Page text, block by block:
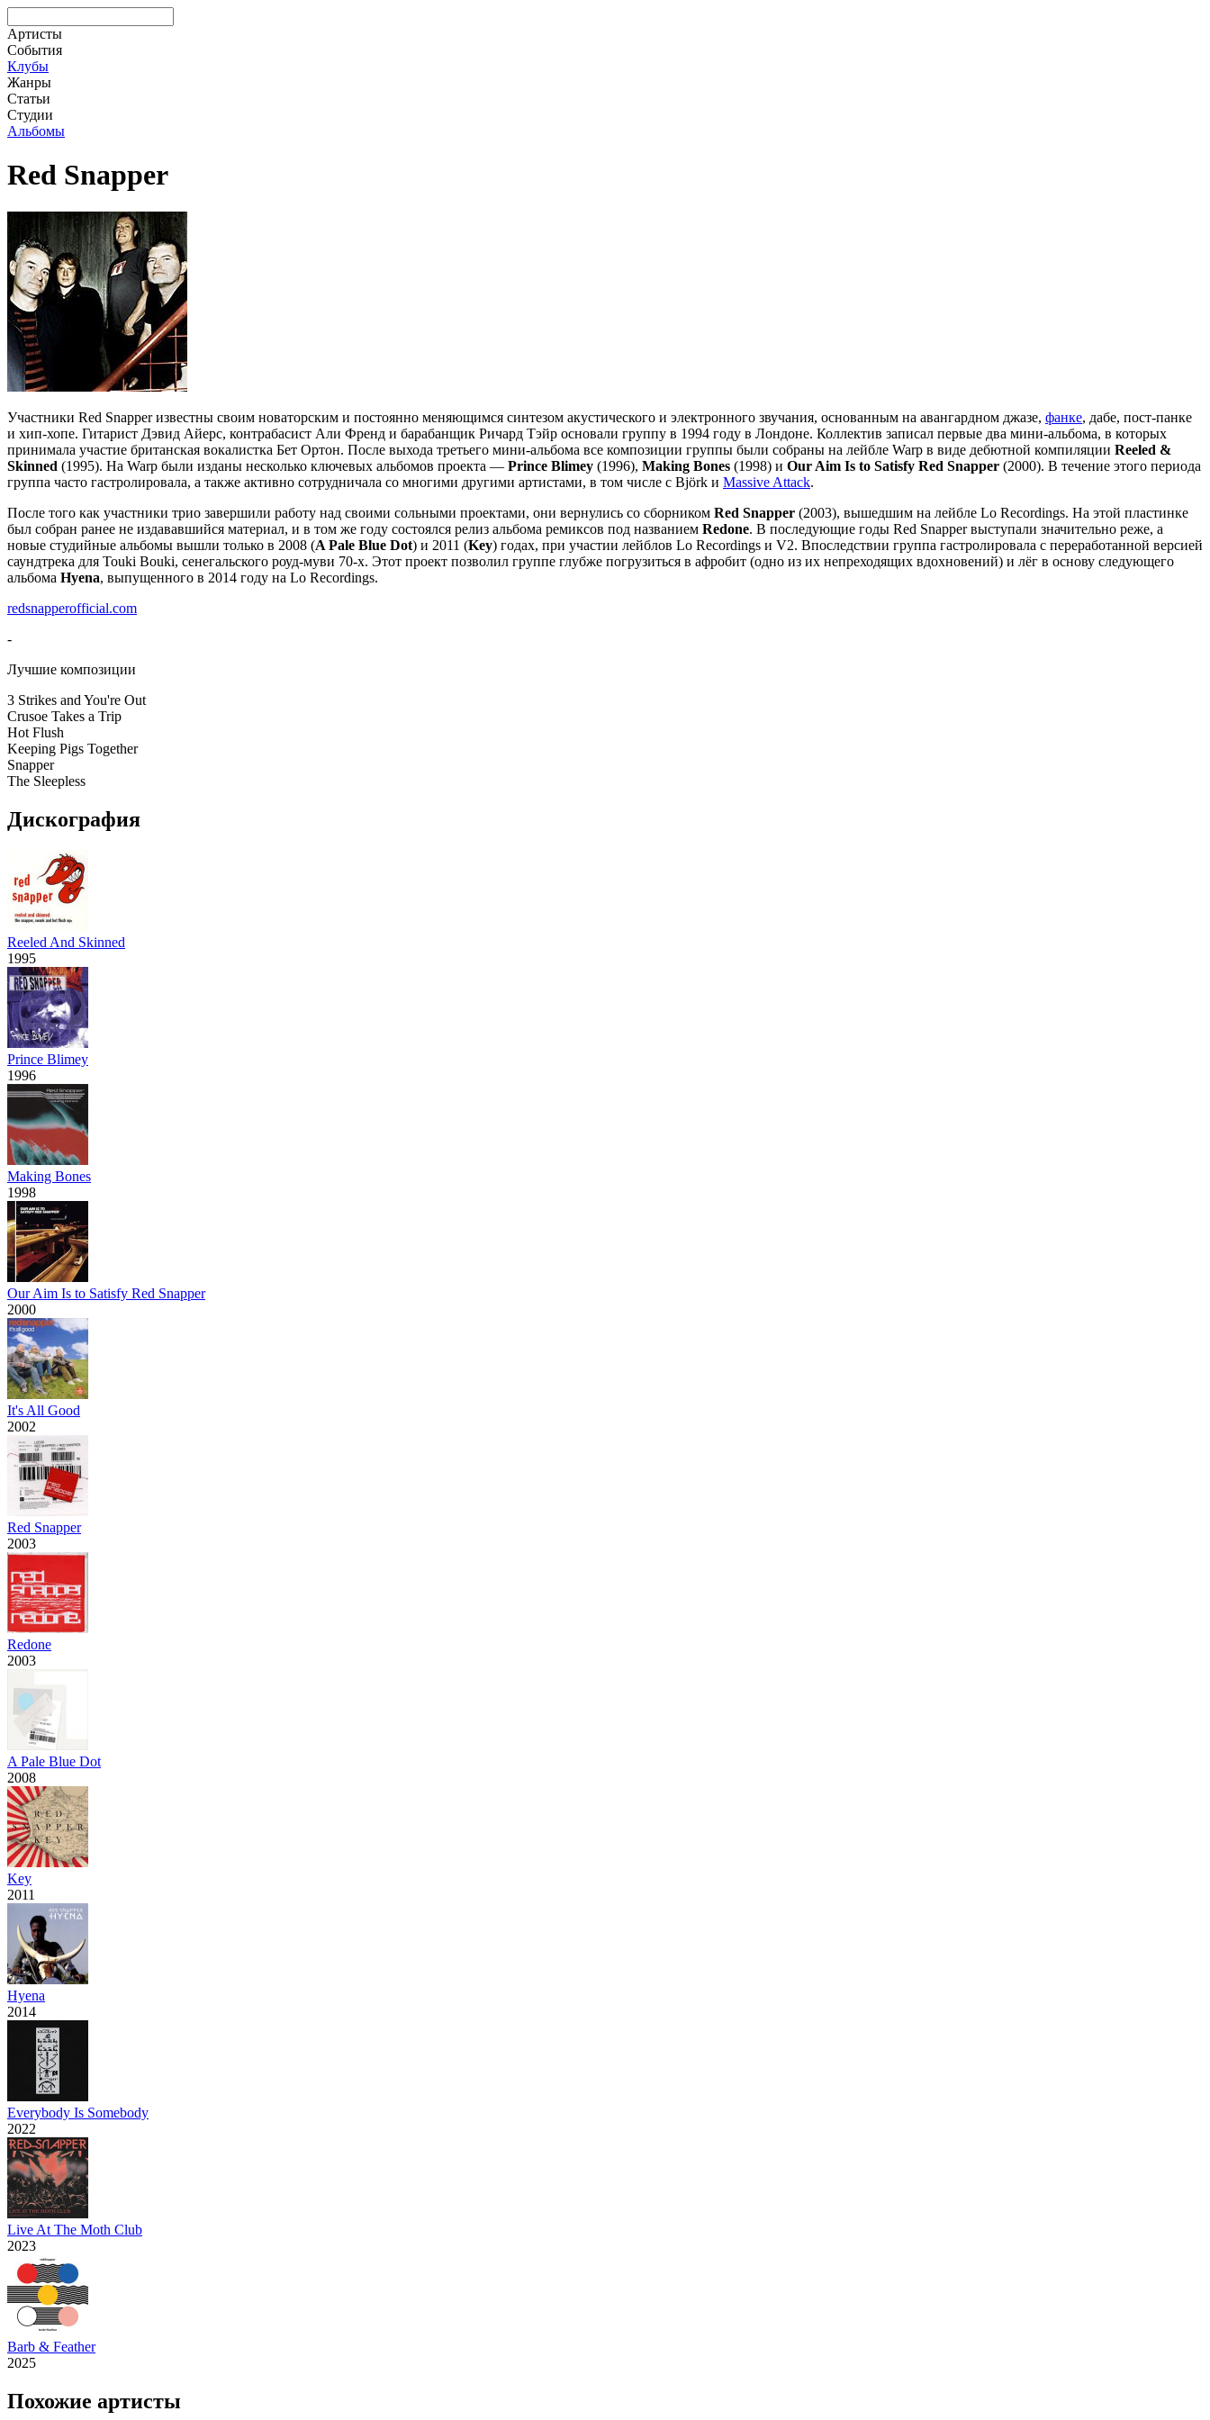
Артисты
События
Клубы
Жанры
Статьи
Студии
Альбомы
Red Snapper
Участники Red Snapper известны своим новаторским и постоянно меняющимся синтезом акустического и электронного звучания, основанным на авангардном джазе, фанке, дабе, пост-панке
и хип-хопе. Гитарист Дэвид Айерс, контрабасист Али Френд и барабанщик Ричард Тэйр основали группу в 1994 году в Лондоне. Коллектив записал первые два мини-альбома, в которых
принимала участие британская вокалистка Бет Ортон. После выхода третьего мини-альбома все композиции группы были собраны на лейбле Warp в виде дебютной компиляции Reeled &
Skinned (1995). На Warp были изданы несколько ключевых альбомов проекта — Prince Blimey (1996), Making Bones (1998) и Our Aim Is to Satisfy Red Snapper (2000). В течение этого периода
группа часто гастролировала, а также активно сотрудничала со многими другими артистами, в том числе с Björk и Massive Attack.
После того как участники трио завершили работу над своими сольными проектами, они вернулись со сборником Red Snapper (2003), вышедшим на лейбле Lo Recordings. На этой пластинке
был собран ранее не издававшийся материал, и в том же году состоялся релиз альбома ремиксов под названием Redone. В последующие годы Red Snapper выступали значительно реже, а
новые студийные альбомы вышли только в 2008 (A Pale Blue Dot) и 2011 (Key) годах, при участии лейблов Lo Recordings и V2. Впоследствии группа гастролировала с переработанной версией
саундтрека для Touki Bouki, сенегальского роуд-муви 70-х. Этот проект позволил группе глубже погрузиться в афробит (одно из их непреходящих вдохновений) и лёг в основу следующего
альбома Hyena, выпущенного в 2014 году на Lo Recordings.
redsnapperofficial.com
-
Лучшие композиции
3 Strikes and You're Out
Crusoe Takes a Trip
Hot Flush
Keeping Pigs Together
Snapper
The Sleepless
Дискография
Reeled And Skinned
1995
Prince Blimey
1996
Making Bones
1998
Our Aim Is to Satisfy Red Snapper
2000
It's All Good
2002
Red Snapper
2003
Redone
2003
A Pale Blue Dot
2008
Key
2011
Hyena
2014
Everybody Is Somebody
2022
Live At The Moth Club
2023
Barb & Feather
2025
Похожие артисты